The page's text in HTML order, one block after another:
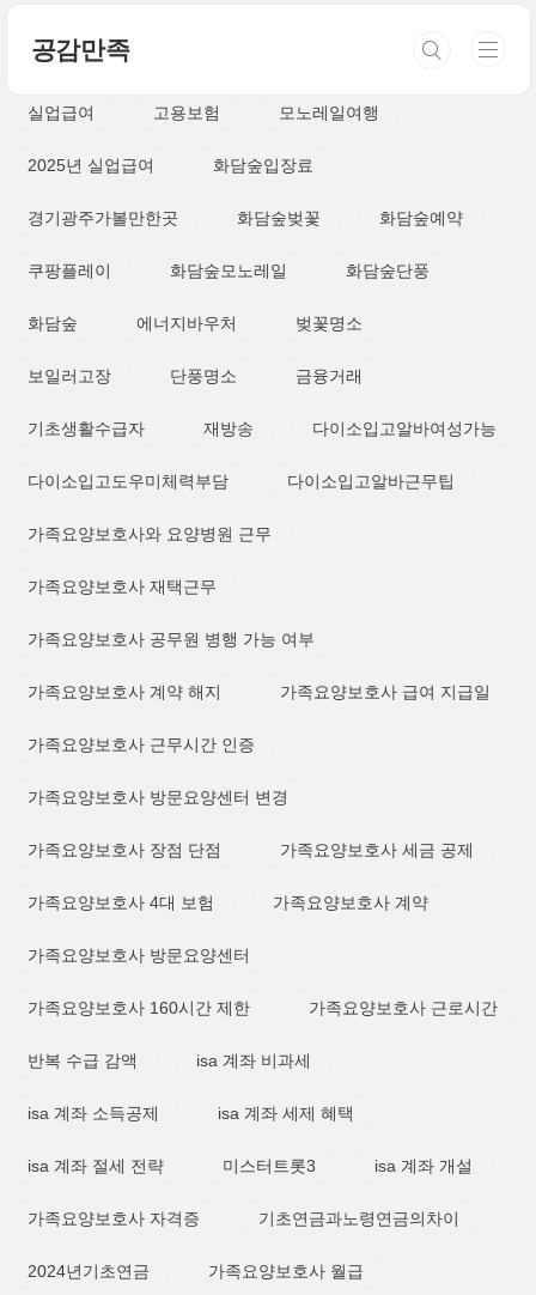
공감만족
실업급여 고용보험 모노레일여행
2025년 실업급여 화담숲입장료
경기광주가볼만한곳 화담숲벚꽃 화담숲예약
쿠팡플레이 화담숲모노레일 화담숲단풍
화담숲 에너지바우처 벚꽃명소
보일러고장 단풍명소 금융거래
기초생활수급자 재방송 다이소입고알바여성가능
다이소입고도우미체력부담 다이소입고알바근무팁
가족요양보호사와 요양병원 근무
가족요양보호사 재택근무
가족요양보호사 공무원 병행 가능 여부
가족요양보호사 계약 해지 가족요양보호사 급여 지급일
가족요양보호사 근무시간 인증
가족요양보호사 방문요양센터 변경
가족요양보호사 장점 단점 가족요양보호사 세금 공제
가족요양보호사 4대 보험 가족요양보호사 계약
가족요양보호사 방문요양센터
가족요양보호사 160시간 제한 가족요양보호사 근로시간
반복 수급 감액 isa 계좌 비과세
isa 계좌 소득공제 isa 계좌 세제 혜택
isa 계좌 절세 전략 미스터트롯3 isa 계좌 개설
가족요양보호사 자격증 기초연금과노령연금의차이
2024년기초연금 가족요양보호사 월급